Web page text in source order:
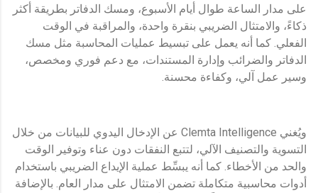
على مدار الساعة طوال أيام الأسبوع، ومسك الدفاتر بطريقة أكثر
ذكاءً، والامتثال الضريبي بنقرة واحدة، والمراقبة في الوقت
الفعلي. كما أنه يعمل على تبسيط عمليات المحاسبة مثل مسك
الدفاتر والضرائب وإدارة المستندات، مع دعم فوري ومخصص،
وسير عمل آلي، وكفاءة محسنة.
ويُغني Clemta Intelligence عن الإدخال اليدوي للبيانات من خلال
التسوية والتصنيف الآلي، لتتبع النفقات دون عناء وتوفير الوقت
والحد من الأخطاء. كما أنه يبسِّط عملية الإيداع الضريبي باستخدام
أدوات محاسبية متكاملة تضمن الامتثال على مدار العام. بالإضافة